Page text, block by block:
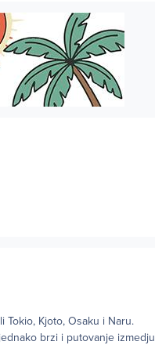
Kjoto, Osaku i Naru.
brzi i putovanje izmedju